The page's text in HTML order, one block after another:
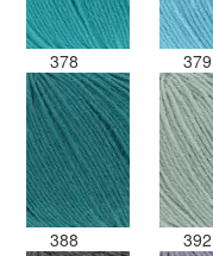
378 379
388 392